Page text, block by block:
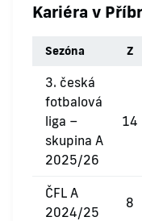
Kariéra v
Sezóna Z
3. česká
fotbalová
liga –
skupina A
2025/26
14
ČFL A
2024/25
8